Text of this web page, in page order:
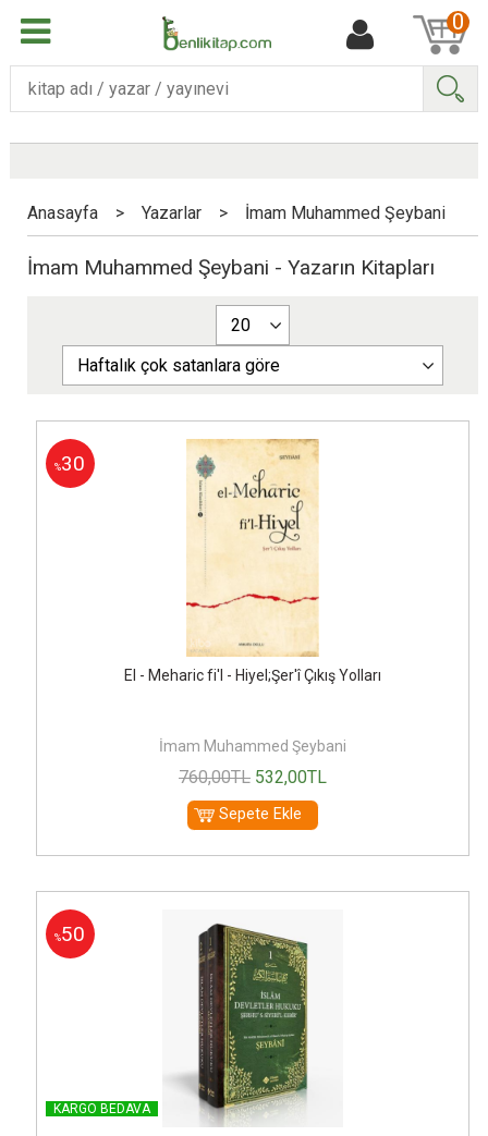
0
Anasayfa > Yazarlar > İmam Muhammed Şeybani
İmam Muhammed Şeybani - Yazarın Kitapları
%30
El - Meharic fi'l - Hiyel;Şer'î Çıkış Yolları
İmam Muhammed Şeybani
760,00TL 532,00TL
Sepete Ekle
%50
KARGO BEDAVA